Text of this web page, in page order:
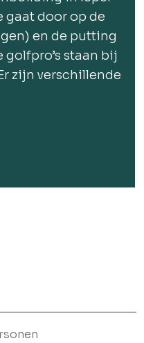
gaat door op de
en de putting
golfpro’s staan bij
zijn verschillende